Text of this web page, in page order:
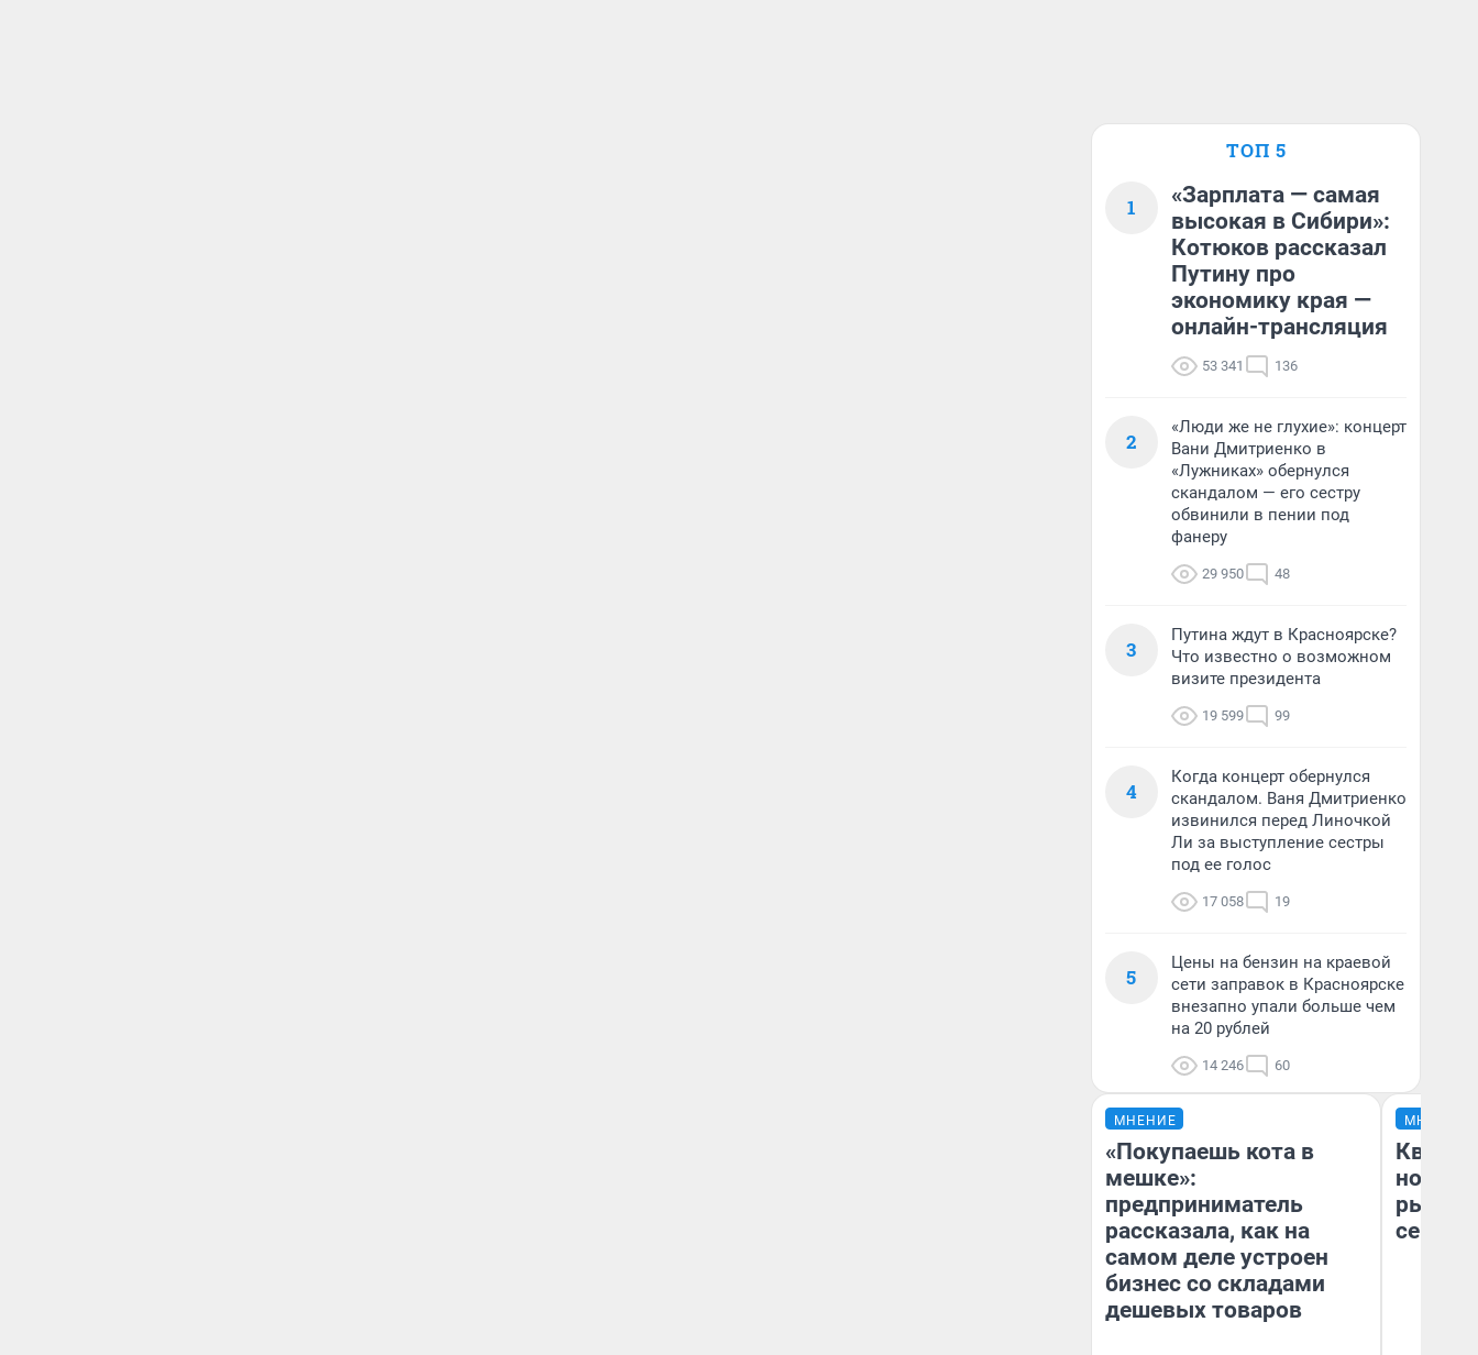
ТОП 5
1
«Зарплата — самая
высокая в Сибири»:
Котюков рассказал
Путину про
экономику края —
онлайн-трансляция
53 341 136
2
«Люди же не глухие»: концерт
Вани Дмитриенко в
«Лужниках» обернулся
скандалом — его сестру
обвинили в пении под
фанеру
29 950 48
3
Путина ждут в Красноярске?
Что известно о возможном
визите президента
19 599 99
4
Когда концерт обернулся
скандалом. Ваня Дмитриенко
извинился перед Линочкой
Ли за выступление сестры
под ее голос
17 058 19
5
Цены на бензин на краевой
сети заправок в Красноярске
внезапно упали больше чем
на 20 рублей
14 246 60
МНЕНИЕ
«Покупаешь кота в
мешке»:
предприниматель
рассказала, как на
самом деле устроен
бизнес со складами
дешевых товаров
МНЕНИЕ
но
рынок